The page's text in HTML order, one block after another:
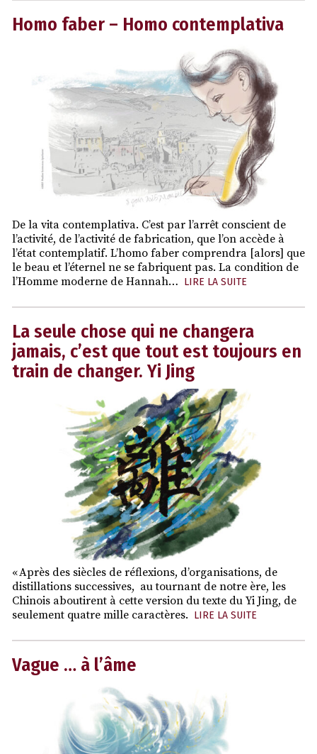
Homo faber – Homo contemplativa
De la vita contemplativa. C’est par l’arrêt conscient de
l’activité, de l’activité de fabrication, que l’on accède à
l’état contemplatif. L’homo faber comprendra [alors] que
le beau et l’éternel ne se fabriquent pas. La condition de
l’Homme moderne de Hannah… LIRE LA SUITE
La seule chose qui ne changera
jamais, c’est que tout est toujours en
train de changer. Yi Jing
« Après des siècles de réflexions, d’organisations, de
distillations successives, au tournant de notre ère, les
Chinois aboutirent à cette version du texte du Yi Jing, de
seulement quatre mille caractères. LIRE LA SUITE
Vague … à l’âme